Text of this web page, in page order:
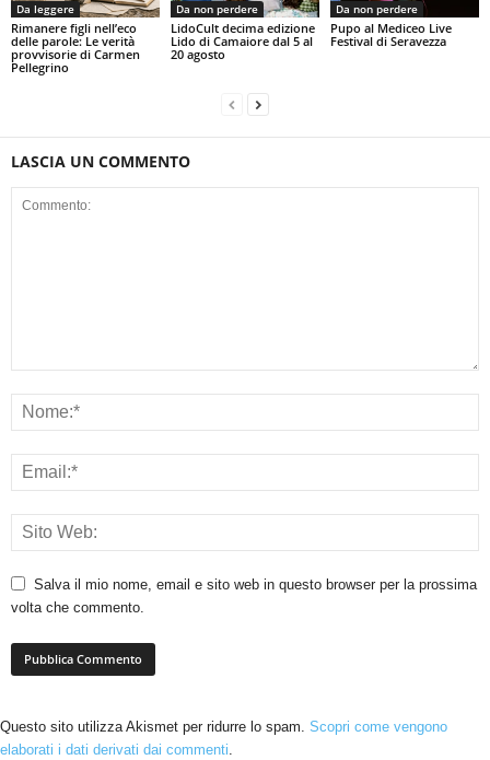
Da leggere
Rimanere figli nell’eco
delle parole: Le verità
provvisorie di Carmen
Pellegrino
Da non perdere
LidoCult decima edizione
Lido di Camaiore dal 5 al
20 agosto
Da non perdere
Pupo al Mediceo Live
Festival di Seravezza
LASCIA UN COMMENTO
Salva il mio nome, email e sito web in questo browser per la prossima
volta che commento.
Questo sito utilizza Akismet per ridurre lo spam. Scopri come vengono
elaborati i dati derivati dai commenti.